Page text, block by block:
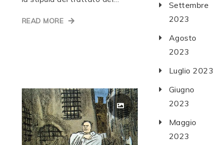
READ MORE
Settembre
2023
Agosto
2023
Luglio 2023
Giugno
2023
Maggio
2023